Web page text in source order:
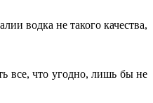
водка не такого качества,
все, что угодно, лишь бы не